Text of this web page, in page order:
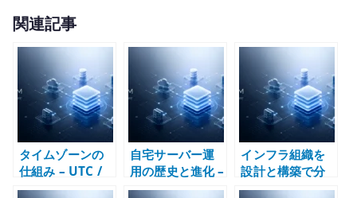
w
it
te
r
有
関連記事
タイムゾーンの
仕組み – UTC /
JST / RTC / ログ
自宅サーバー運
用の歴史と進化 –
Red Hat Linux
インフラ組織を
設計と構築で分
ける違和感 – 境